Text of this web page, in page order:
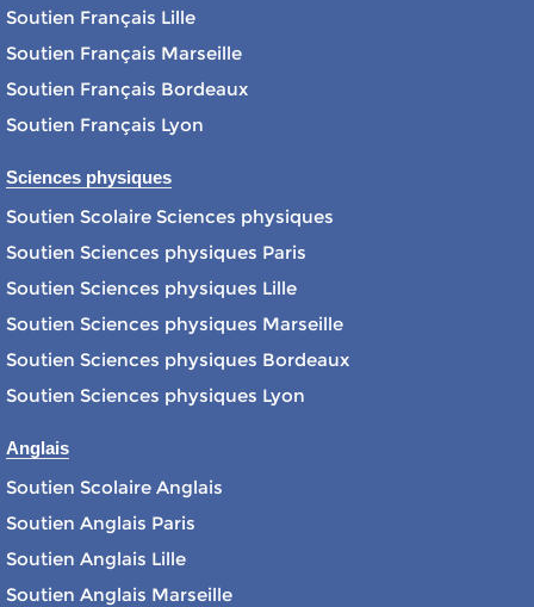
Soutien Français Lille
Soutien Français Marseille
Soutien Français Bordeaux
Soutien Français Lyon
Sciences physiques
Soutien Scolaire Sciences physiques
Soutien Sciences physiques Paris
Soutien Sciences physiques Lille
Soutien Sciences physiques Marseille
Soutien Sciences physiques Bordeaux
Soutien Sciences physiques Lyon
Anglais
Soutien Scolaire Anglais
Soutien Anglais Paris
Soutien Anglais Lille
Soutien Anglais Marseille